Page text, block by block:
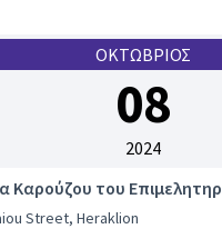
ΟΚΤΏΒΡΙΟΣ
08
2024
Καρούζου του
Street, Heraklion